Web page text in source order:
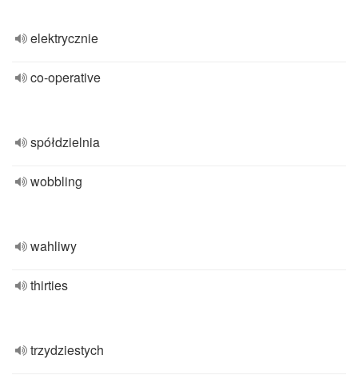
elektrycznie
co-operative
spółdzielnia
wobbling
wahliwy
thirties
trzydziestych